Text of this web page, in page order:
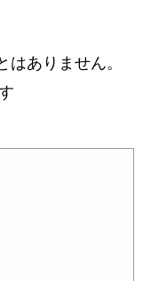
ありません。